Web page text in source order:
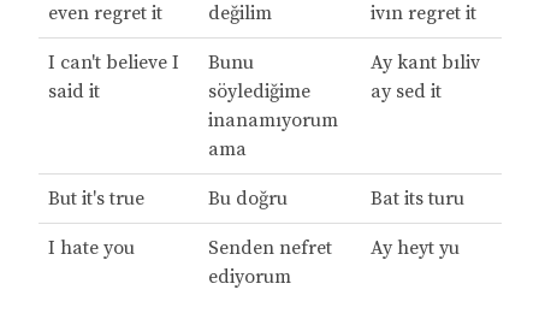
even regret it
değilim
ivın regret it
I can't believe I
said it
Bunu
söylediğime
inanamıyorum
ama
Ay kant bıliv
ay sed it
But it's true Bu doğru Bat its turu
I hate you
Senden nefret
ediyorum
Ay heyt yu